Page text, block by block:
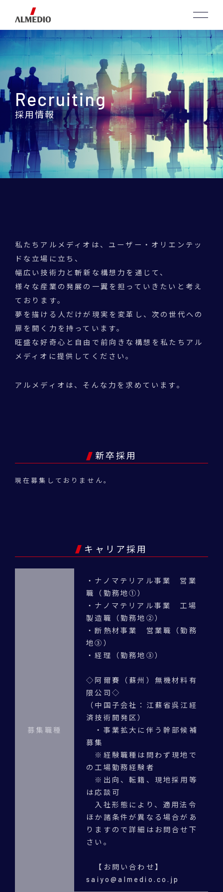
Recruiting
採用情報
私たちアルメディオは、ユーザー・オリエンテッ
ドな立場に立ち、
幅広い技術力と斬新な構想力を通じて、
様々な産業の発展の一翼を担っていきたいと考え
ております。
夢を描ける人だけが現実を変革し、次の世代への
扉を開く力を持っています。
旺盛な好奇心と自由で前向きな構想を私たちアル
メディオに提供してください。
アルメディオは、そんな力を求めています。
新卒採用
現在募集しておりません。
キャリア採用
募集職種
・ナノマテリアル事業 営業
職（勤務地①）
・ナノマテリアル事業 工場
製造職（勤務地②）
・断熱材事業 営業職（勤務
地③）
・経理（勤務地③）
◇阿爾賽（蘇州）無機材料有
限公司◇
（中国子会社：江蘇省呉江経
済技術開発区）
・事業拡大に伴う幹部候補
募集
※経験職種は問わず現地で
の工場勤務経験者
※出向、転籍、現地採用等
は応談可
入社形態により、適用法令
ほか諸条件が異なる場合があ
りますので詳細はお問合せ下
さい。
【お問い合わせ】
saiyo@almedio.co.jp